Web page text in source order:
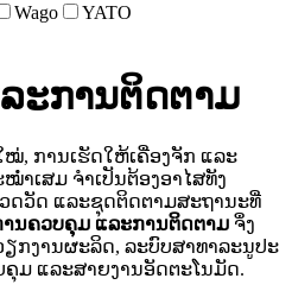
Wago YATO
ະການຕິດຕາມ
, ການເຮັດໃຫ້ເຄື່ອງຈັກ ແລະ
ຳເສມ ຈຳເປັນຕ້ອງອາໄສທັງ
ດວັດ ແລະຊຸດຕິດຕາມສະຖານະທີ່
ານຄວບຄຸມ ແລະການຕິດຕາມ ຈຶ່ງ
ກງານຜະລິດ, ລະບົບສາທາລະນູປະ
ມ ແລະສາຍງານອັດຕະໂນມັດ.